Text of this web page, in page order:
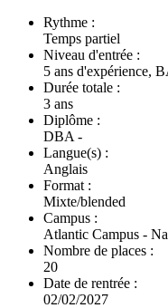
Rythme :
Temps partiel
Niveau d'entrée :
5 ans d'expérience,
Durée totale :
3 ans
Diplôme :
DBA -
Langue(s) :
Anglais
Format :
Mixte/blended
Campus :
Atlantic Campus -
Nombre de places :
20
Date de rentrée :
02/02/2027